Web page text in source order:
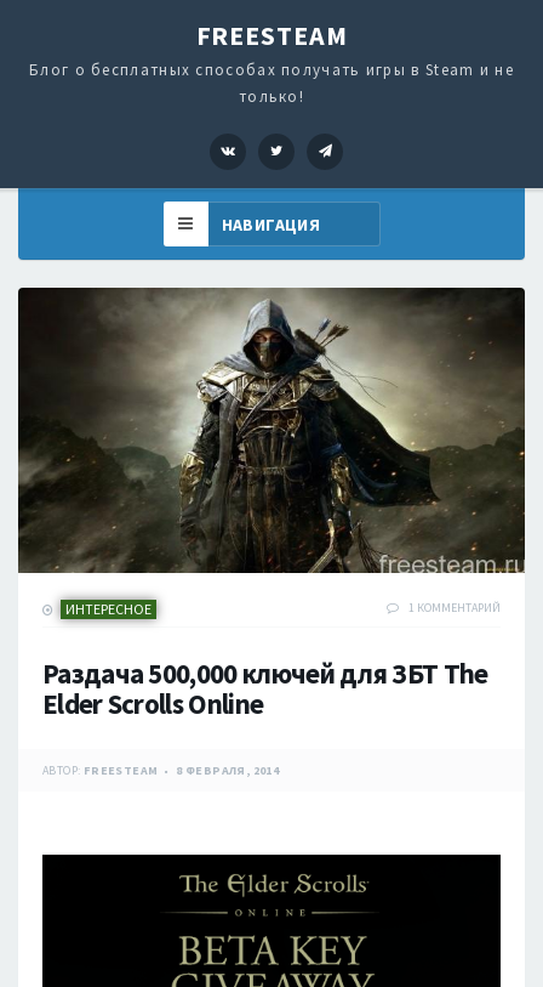
FREESTEAM
Блог о бесплатных способах получать игры в Steam и не
только!
VK Twitter
ИНТЕРЕСНОЕ 1 КОММЕНТАРИЙ
Раздача 500,000 ключей для ЗБТ The
Elder Scrolls Online
АВТОР: FREESTEAM 8 ФЕВРАЛЯ, 2014